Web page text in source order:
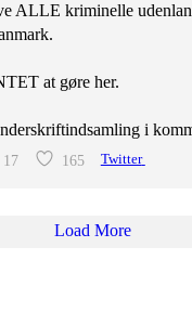
ALLE kriminelle
at gøre her.
i
17 165 Twitter
Load More